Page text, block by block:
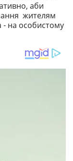
аби
жителям
- на особистому